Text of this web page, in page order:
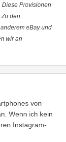
Provisionen
den
eBay und
wir an
von
Wenn ich kein
Instagram-